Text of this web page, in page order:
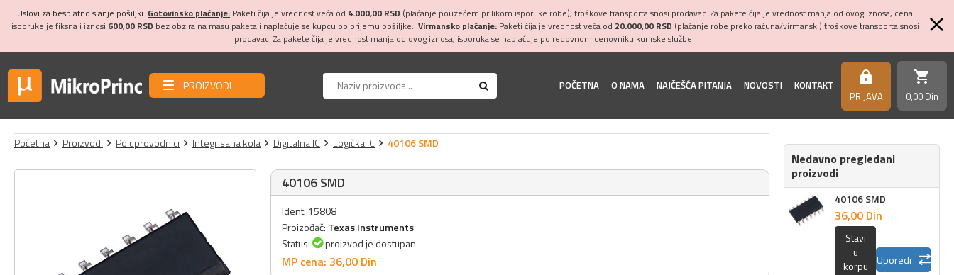
Uslovi za besplatno slanje pošiljki: Gotovinsko plaćanje: Paketi čija je vrednost veća od 4.000,00 RSD (plaćanje pouzećem prilikom isporuke robe), troškove transporta snosi prodavac. Za pakete čija je vrednost manja od ovog iznosa, cena
isporuke je fiksna i iznosi 600,00 RSD bez obzira na masu paketa i naplaćuje se kupcu po prijemu pošiljke. Virmansko plaćanje:Paketi čija je vrednost veća od 20.000,00 RSD (plaćanje robe preko računa/virmanski) troškove transporta snosi
prodavac. Za pakete čija je vrednost manja od ovog iznosa, isporuka se naplaćuje po redovnom cenovniku kurirske službe.
PROIZVODI POČETNA O NAMA NAJČEŠĆA PITANJA NOVOSTI KONTAKT https
PRIJAVA
shopping_cart
0,00 Din
Početna Proizvodi Poluprovodnici Integrisana kola Digitalna IC Logička IC 40106 SMD
40106 SMD
Ident: 15808
Proizođač: Texas Instruments
Status:
proizvod je dostupan
MP cena: 36,00 Din
Nedavno pregledani
proizvodi
40106 SMD
36,00 Din
Stavi
u
korpu
Uporedi